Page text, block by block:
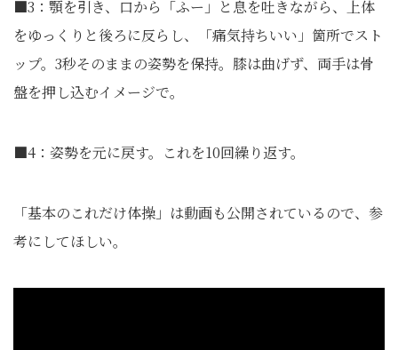
■3：顎を引き、口から「ふー」と息を吐きながら、上体
をゆっくりと後ろに反らし、「痛気持ちいい」箇所でスト
ップ。3秒そのままの姿勢を保持。膝は曲げず、両手は骨
盤を押し込むイメージで。
■4：姿勢を元に戻す。これを10回繰り返す。
「基本のこれだけ体操」は動画も公開されているので、参
考にしてほしい。